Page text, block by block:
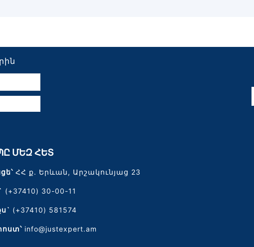
ՄԵԶ ՀԵՏ
ՀՀ ք. Երևան, Արշակունյաց 23
(+37410) 30-00-11
(+37410) 581574
info@justexpert.am